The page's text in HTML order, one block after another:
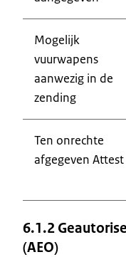
Mogelijk
vuurwapens
aanwezig in de
zending
Ten onrechte
afgegeven Attest
6.1.2
(AEO)